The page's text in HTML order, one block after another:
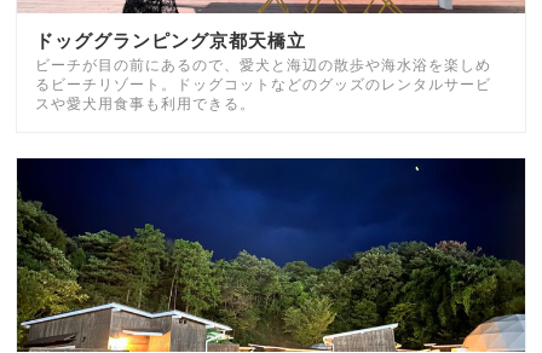
ドッググランピング京都天橋立
ビーチが目の前にあるので、愛犬と海辺の散歩や海水浴を楽しめ
るビーチリゾート。ドッグコットなどのグッズのレンタルサービ
スや愛犬用食事も利用できる。